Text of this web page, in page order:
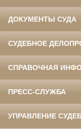
ДОКУМЕНТЫ СУДА
СУДЕБНОЕ
СПРАВОЧНАЯ
ПРЕСС-СЛУЖБА
УПРАВЛЕНИЕ